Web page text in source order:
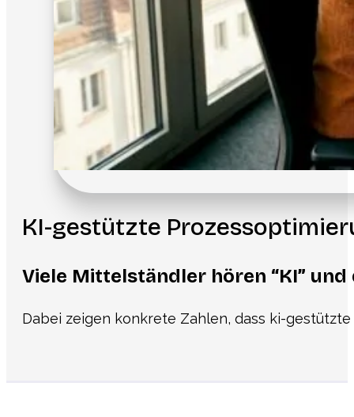
KI-gestützte
Viele Mittelständler hören “KI”
Dabei zeigen konkrete Zahlen, dass ki-